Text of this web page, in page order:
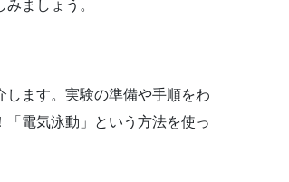
ましょう。
ます。実験の準備や手順をわ
電気泳動」という方法を使っ